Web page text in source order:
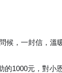
候，一封信，溫
的1000元，對小